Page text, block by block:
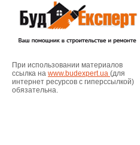
При использовании материалов
ссылка на www.budexpert.ua (для
интернет ресурсов с гиперссылкой)
обязательна.